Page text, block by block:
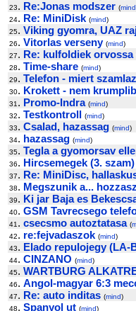
23. Re:Jonas modszer (mind
24. Re: MiniDisk (mind)
25. Viking gyomra, UAZ
26. Vitorlas verseny (mind)
27. Re: kulfoldiek orvossa
28. Time-share (mind)
29. Telefon - miert
30. Krokett - nem
31 . Promo-Indra (mind)
32. Testkontroll (mind)
33. Csalad, hazassag (mind)
34. hazassag (mind)
35. Tegla a gyomorsav
36. Hircsemegek (3. szam)
37. Re: MiniDisc,
38. Megszunik a...
39. Ki jar Baja es
40. GSM Tavrecsego
41 . csecsmo autoztatasa (
42. re:fejvadaszok (mind)
43. Elado repulojegy (LA-
44. CINZANO (mind)
45. WARTBURG
46. Angol-magyar 6:3
47. Re: auto inditas (mind)
48. Spanyol ut (mind)